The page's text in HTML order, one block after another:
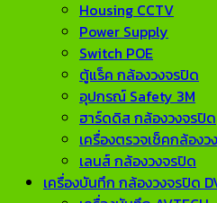
Housing CCTV
Power Supply
Switch POE
ตู้แร็ค กล้องวงจรปิด
อุปกรณ์ Safety 3M
ฮาร์ดดิส กล้องวงจรปิด
เครื่องตรวจเช็คกล้องว
เลนส์ กล้องวงจรปิด
เครื่องบันทึก กล้องวงจรปิด